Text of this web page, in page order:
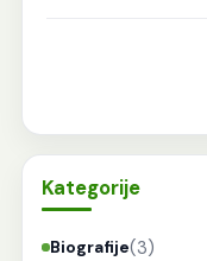
Kategorije
Biografije(3)